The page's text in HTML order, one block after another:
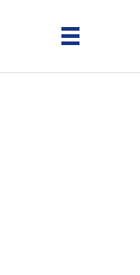
メニュー